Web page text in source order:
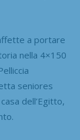
a portare
nella 4×150
seniores
dell’Egitto,